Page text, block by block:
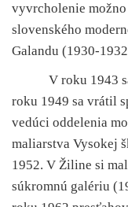
vyvrcholenie
slovenského
Galandu (1930-
V roku 1943
roku 1949 sa vrátil
vedúci oddelenia
maliarstva Vysokej
1952. V Žiline si
súkromnú galériu